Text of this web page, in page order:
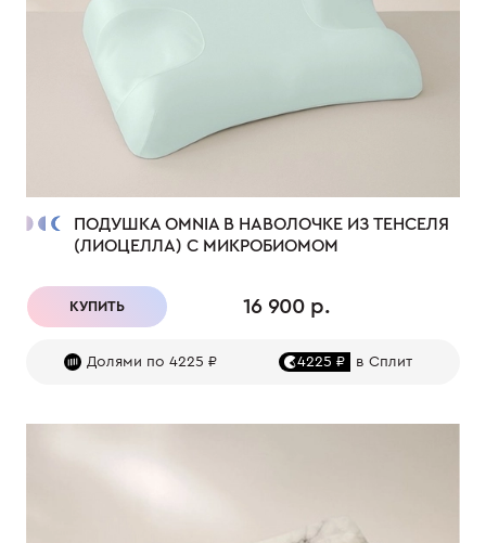
ПОДУШКА OMNIA В НАВОЛОЧКЕ ИЗ ТЕНСЕЛЯ
(ЛИОЦЕЛЛА) С МИКРОБИОМОМ
КУПИТЬ 16 900 р.
Долями по 4225 ₽ 4225 ₽ в Сплит